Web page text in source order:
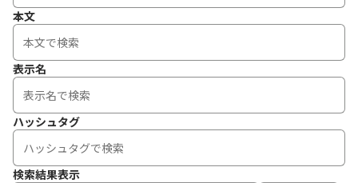
本文
表示名
ハッシュタグ
検索結果表示